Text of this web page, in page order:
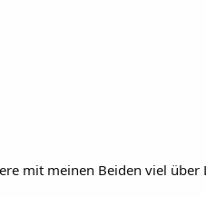
mit meinen Beiden viel